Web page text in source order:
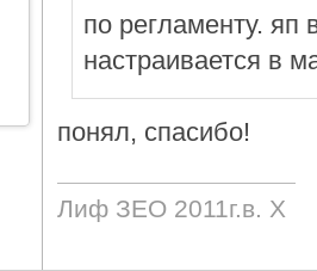
по регламенту.
настраивается в
понял, спасибо!
Лиф ЗЕО 2011г.в. Х